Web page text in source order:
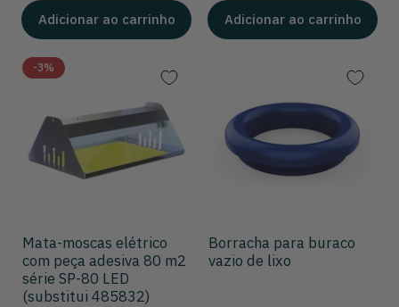
Adicionar ao carrinho Adicionar ao carrinho
-3%
Mata-moscas elétrico
com peça adesiva 80 m2
série SP-80 LED
(substitui 485832)
Borracha para buraco
vazio de lixo